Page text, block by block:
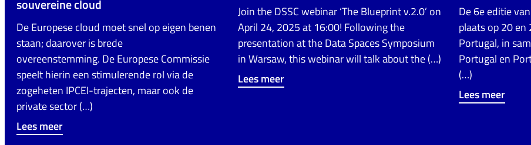
souvereine cloud
De Europese cloud moet snel op eigen benen
staan; daarover is brede
overeenstemming. De Europese Commissie
speelt hierin een stimulerende rol via de
zogeheten IPCEI-trajecten, maar ook de
private sector (…)
Lees meer
Join the DSSC webinar ‘The Blueprint v.2.0’ on
April 24, 2025 at 16:00! Following the
presentation at the Data Spaces Symposium
in Warsaw, this webinar will talk about the (…)
Lees meer
De 6e editie
plaats op 20
Portugal, in
Portugal en
(…)
Lees meer